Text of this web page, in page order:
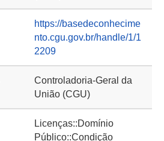
https://basedeconhecime
nto.cgu.gov.br/handle/1/1
2209
Controladoria-Geral da
União (CGU)
Licenças::Domínio
Público::Condição